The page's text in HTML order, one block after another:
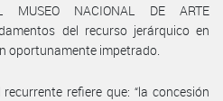
MUSEO NACIONAL DE ARTE
del recurso jerárquico en
oportunamente impetrado.
refiere que: “la concesión